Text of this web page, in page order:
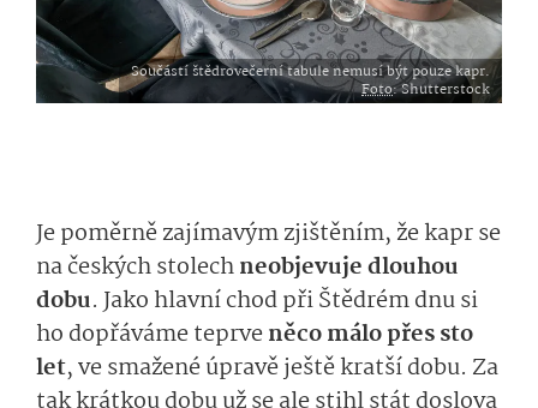
Součástí štědrovečerní tabule nemusí být pouze kapr.
Foto: Shutterstock
Je poměrně zajímavým zjištěním, že kapr se
na českých stolechneobjevuje dlouhou
dobu. Jako hlavní chod při Štědrém dnu si
ho dopřáváme teprveněco málo přes sto
let, ve smažené úpravě ještě kratší dobu. Za